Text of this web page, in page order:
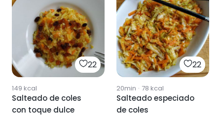
22
149 kcal
Salteado de coles
con toque dulce
22
20min · 78 kcal
Salteado especiado
de coles